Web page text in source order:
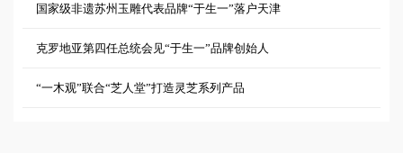
国家级非遗苏州玉雕代表品牌“于生一”落户天津
克罗地亚第四任总统会见“于生一”品牌创始人
“一木观”联合“芝人堂”打造灵芝系列产品